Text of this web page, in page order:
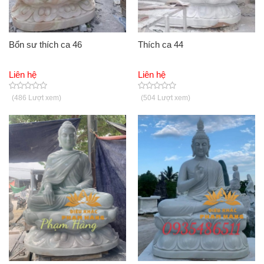
Bổn sư thích ca 46
Liên hệ
(486 Lượt xem)
Thích ca 44
Liên hệ
(504 Lượt xem)